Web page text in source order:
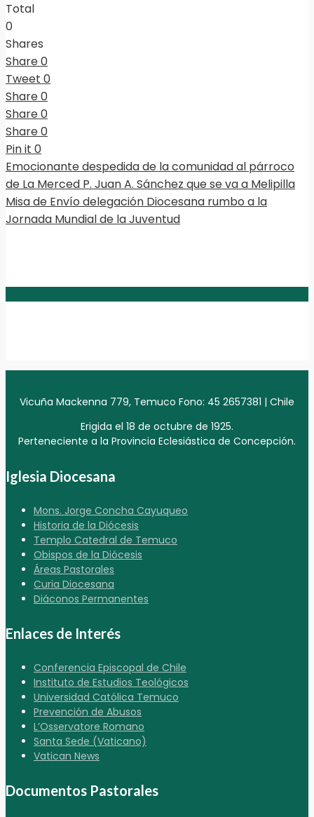
Total
0
Shares
Share0
Tweet 0
Share0
Share0
Share0
Pin it 0
Emocionante despedida de la comunidad al párroco
de La Merced P. Juan A. Sánchez que se va a Melipilla
Misa de Envío delegación Diocesana rumbo a la
Jornada Mundial de la Juventud
Vicuña Mackenna 779, Temuco Fono: 45 2657381 | Chile
Erigida el 18 de octubre de 1925.
Perteneciente a la Provincia Eclesiástica de Concepción.
Iglesia Diocesana
Mons. Jorge Concha Cayuqueo
Historia de la Diócesis
Templo Catedral de Temuco
Obispos de la Diócesis
Áreas Pastorales
Curia Diocesana
Diáconos Permanentes
Enlaces de Interés
Conferencia Episcopal de Chile
Instituto de Estudios Teológicos
Universidad Católica Temuco
Prevención de Abusos
L’Osservatore Romano
Santa Sede (Vaticano)
Vatican News
Documentos Pastorales